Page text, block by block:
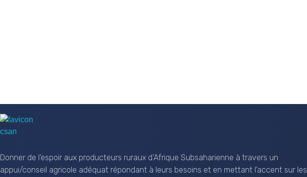
Donner de l’espoir aux producteurs ruraux d’Afrique Subsaharienne à travers un
appui/conseil agricole adéquat répondant à leurs besoins et en mettant l’accent sur les